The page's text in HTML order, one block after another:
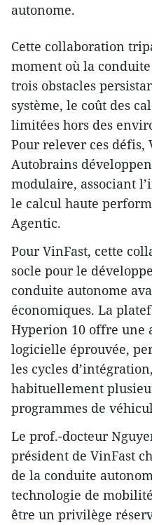
autonome.
Cette collaboration
moment où la
trois obstacles
système, le coût des
limitées hors des
Pour relever ces défis,
Autobrains
modulaire, associant
le calcul haute
Agentic.
Pour VinFast, cette
socle pour le
conduite autonome
économiques. La
Hyperion 10 offre une
logicielle éprouvée,
les cycles
habituellement
programmes de
Le prof.-docteur
président de VinFast
de la conduite
technologie de
être un privilège